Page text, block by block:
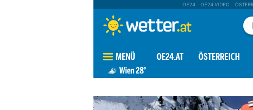
OE24 OE24 VIDEO
MENÜ OE24.AT ÖSTERREICH
Wien28°